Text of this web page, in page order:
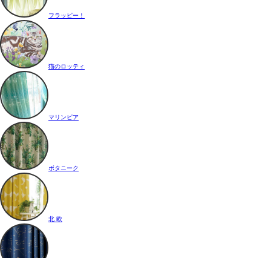
フラッピー！
猫のロッティ
マリンピア
ボタニーク
北 欧